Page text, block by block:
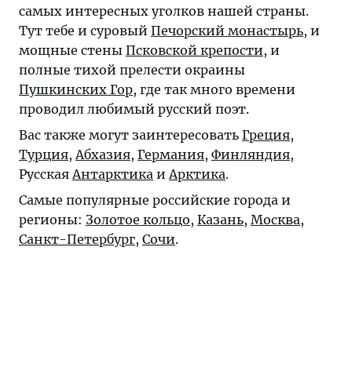
самых интересных уголков нашей страны.
Тут тебе и суровый Печорский монастырь, и
мощные стены Псковской крепости, и
полные тихой прелести окраины
Пушкинских Гор, где так много времени
проводил любимый русский поэт.
Вас также могут заинтересовать Греция,
Турция, Абхазия, Германия, Финляндия,
Русская Антарктика и Арктика.
Самые популярные российские города и
регионы: Золотое кольцо, Казань, Москва,
Санкт-Петербург, Сочи.